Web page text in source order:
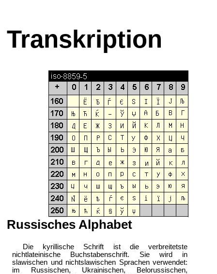
Transkription
Russisches Alphabet
Die kyrillische Schrift ist die verbreitetste
nichtlateinische Buchstabenschrift. Sie wird in
slawischen und nichtslawischen Sprachen verwendet:
im Russischen, Ukrainischen, Belorussischen,